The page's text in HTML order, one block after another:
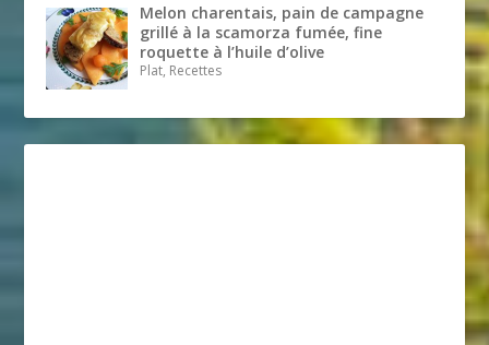
Melon charentais, pain de campagne
grillé à la scamorza fumée, fine
roquette à l’huile d’olive
Plat, Recettes